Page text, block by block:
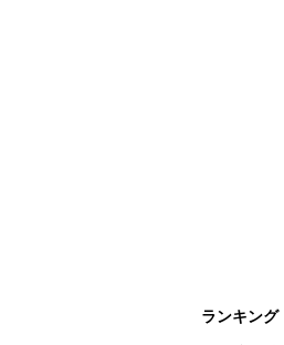
ランキング